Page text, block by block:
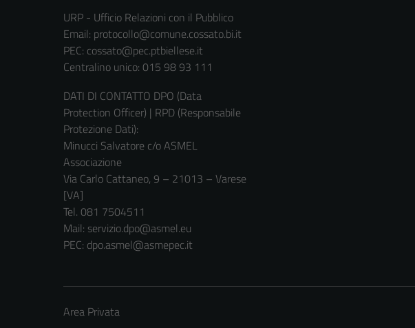
URP - Ufficio Relazioni con il Pubblico
Email: protocollo@comune.cossato.bi.it
PEC: cossato@pec.ptbiellese.it
Centralino unico: 015 98 93 111
DATI DI CONTATTO DPO (Data
Protection Officer) | RPD (Responsabile
Protezione Dati):
Minucci Salvatore c/o ASMEL
Associazione
Via Carlo Cattaneo, 9 – 21013 – Varese
[VA]
Tel. 081 7504511
Mail: servizio.dpo@asmel.eu
PEC: dpo.asmel@asmepec.it
Area Privata